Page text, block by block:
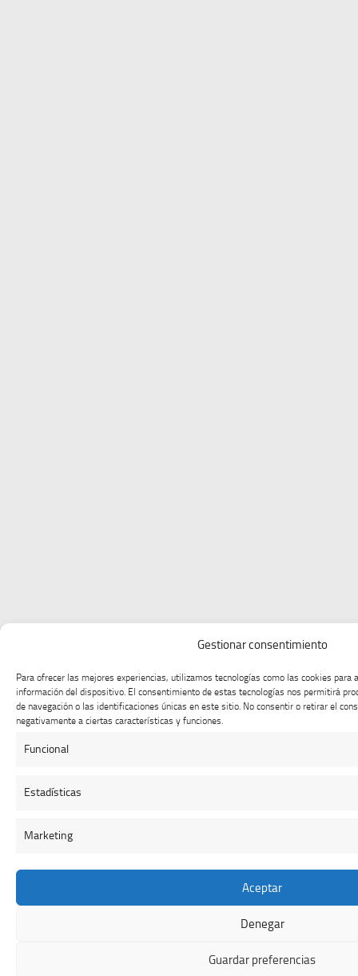
Gestionar consentimiento
Para ofrecer las mejores experiencias, utilizamos tecnologías como las cookies para
información del dispositivo. El consentimiento de estas tecnologías nos permitirá
de navegación o las identificaciones únicas en este sitio. No consentir o retirar el
negativamente a ciertas características y funciones.
Funcional
Estadísticas
Marketing
Aceptar
Denegar
Guardar preferencias